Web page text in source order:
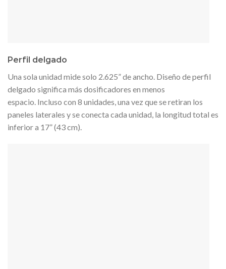
Perfil delgado
Una sola unidad mide solo 2.625” de ancho. Diseño de perfil
delgado significa más dosificadores en menos
espacio. Incluso con 8 unidades, una vez que se retiran los
paneles laterales y se conecta cada unidad, la longitud total es
inferior a 17” (43 cm).